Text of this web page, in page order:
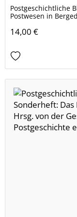
Postgeschichtliche
Postwesen in
14,00 €